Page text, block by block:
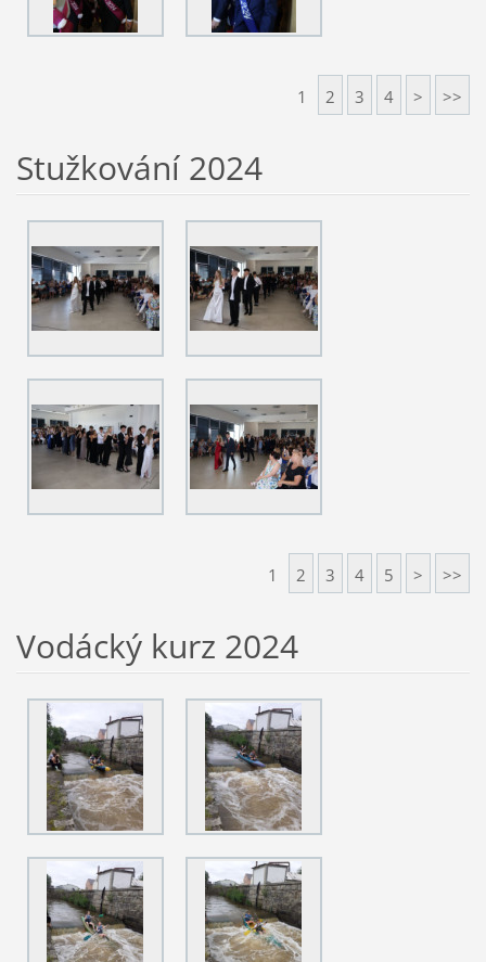
1 2 3 4 > >>
Stužkování 2024
1 2 3 4 5 > >>
Vodácký kurz 2024